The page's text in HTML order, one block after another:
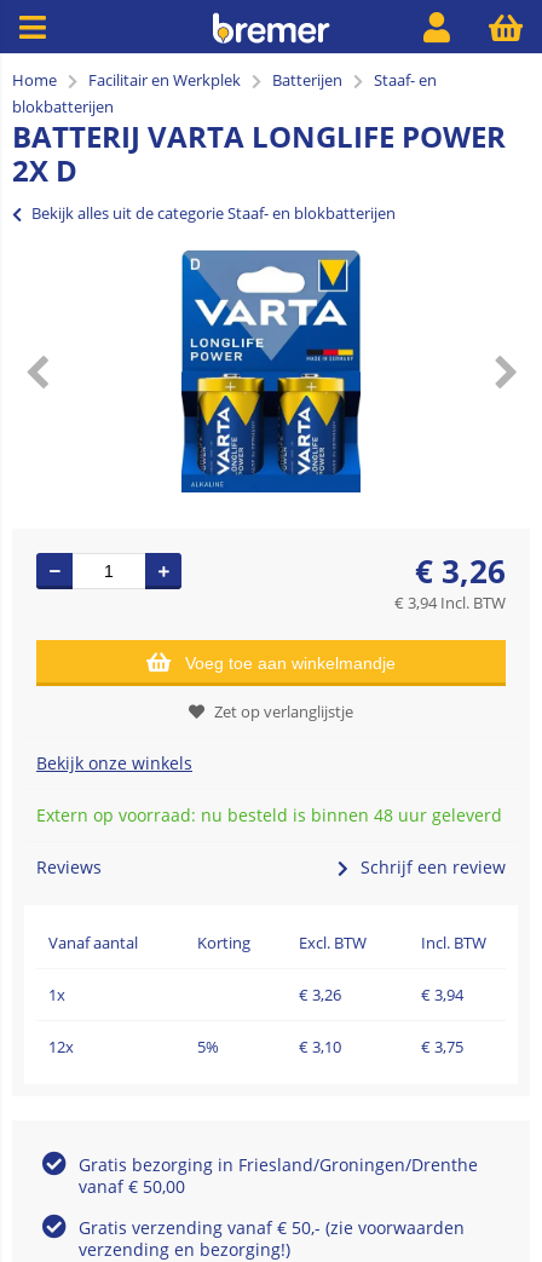
Home Facilitair en Werkplek Batterijen
Staaf- en
blokbatterijen
BATTERIJ VARTA LONGLIFE POWER
2X D
Bekijk alles uit de categorie Staaf- en blokbatterijen
€ 3,26
€ 3,94 Incl. BTW
Voeg toe aan winkelmandje
Zet op verlanglijstje
Bekijk onze winkels
Extern op voorraad: nu besteld is binnen 48 uur geleverd
Reviews Schrijf een review
Vanaf aantal Korting Excl. BTW Incl. BTW
1x €3,26 €3,94
12x 5% €3,10 €3,75
Gratis bezorging in Friesland/Groningen/Drenthe
vanaf € 50,00
Gratis verzending vanaf € 50,- (zie voorwaarden
verzending en bezorging!)